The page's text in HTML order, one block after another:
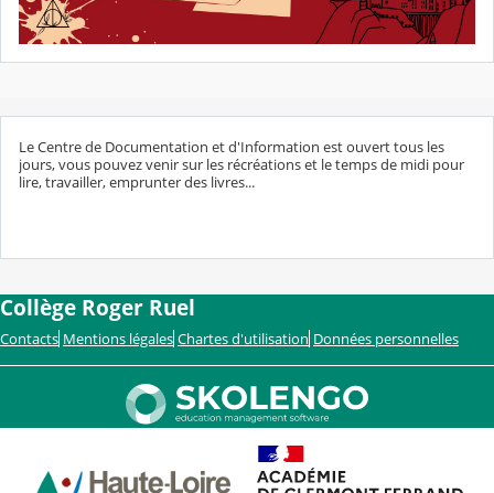
Le Centre de Documentation et d'Information est ouvert tous les
jours, vous pouvez venir sur les récréations et le temps de midi pour
lire, travailler, emprunter des livres...
Collège Roger Ruel
Contacts Mentions légales Chartes d'utilisation Données personnelles